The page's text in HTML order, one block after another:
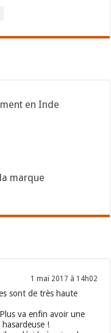
en Inde
marque
1 mai 2017 à 14h02
sont de très haute
va enfin avoir une
!